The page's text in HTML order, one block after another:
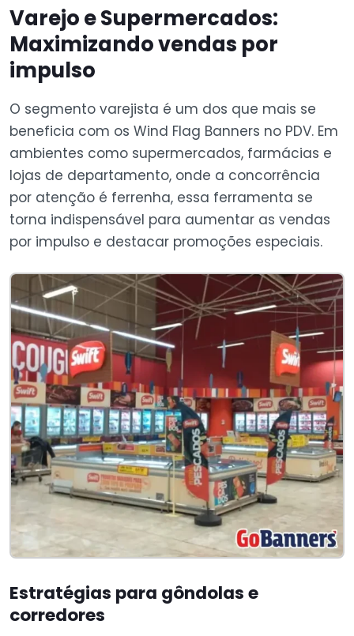
Varejo e Supermercados:
Maximizando vendas por
impulso
O segmento varejista é um dos que mais se
beneficia com os Wind Flag Banners no PDV. Em
ambientes como supermercados, farmácias e
lojas de departamento, onde a concorrência
por atenção é ferrenha, essa ferramenta se
torna indispensável para aumentar as vendas
por impulso e destacar promoções especiais.
Estratégias para gôndolas e
corredores